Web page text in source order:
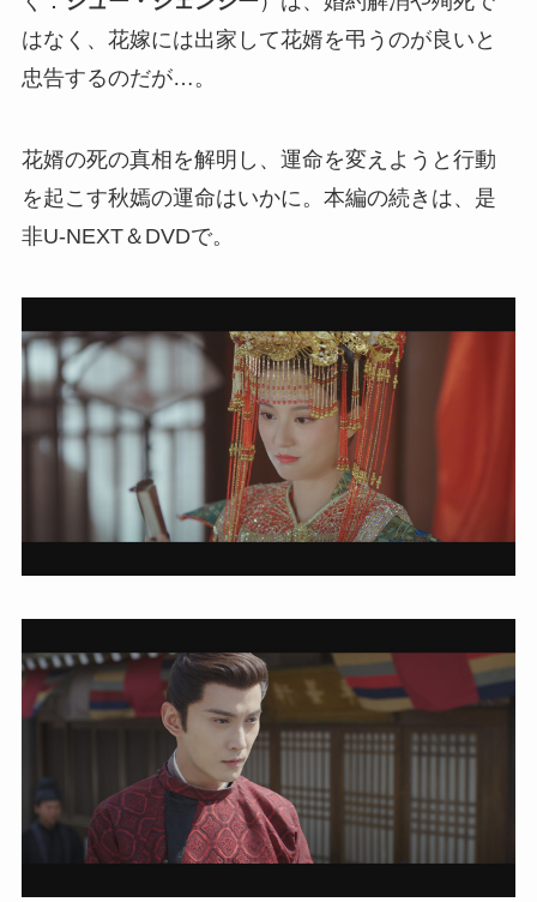
はなく、花嫁には出家して花婿を弔うのが良いと
忠告するのだが…。
花婿の死の真相を解明し、運命を変えようと行動
を起こす秋嫣の運命はいかに。本編の続きは、是
非U-NEXT＆DVDで。